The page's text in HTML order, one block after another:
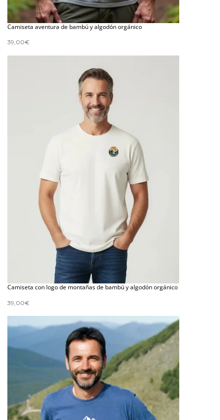
Camiseta aventura de bambú y algodón orgánico
39,00€
Camiseta con logo de montañas de bambú y algodón orgánico
39,00€